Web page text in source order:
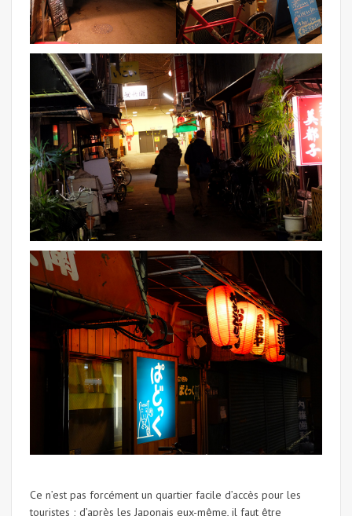
Ce n’est pas forcément un quartier facile d’accès pour les
touristes ; d’après les Japonais eux-même, il faut être